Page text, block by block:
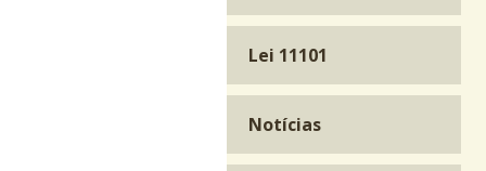
Lei 11101
Notícias